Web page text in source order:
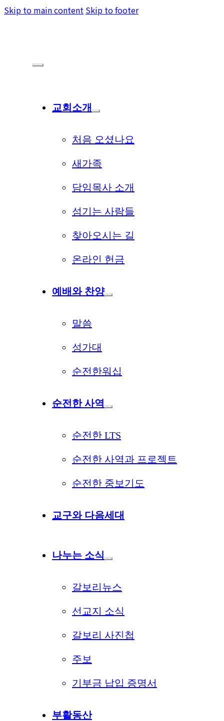
Skip to main content Skip to footer
교회소개
처음 오셨나요
새가족
담임목사 소개
섬기는 사람들
찾아오시는 길
온라인 헌금
예배와 찬양
말씀
성가대
순전한워십
순전한 사역
순전한 LTS
순전한 사역과 프로젝트
순전한 중보기도
교구와 다음세대
나누는 소식
갈보리뉴스
선교지 소식
갈보리 사진첩
주보
기부금 납입 증명서
부활동산